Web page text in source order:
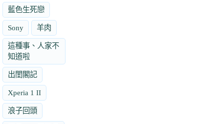
藍色生死戀
Sony 羊肉
這種事、人家不
知道啦
出閨閣記
Xperia 1 II
浪子回頭